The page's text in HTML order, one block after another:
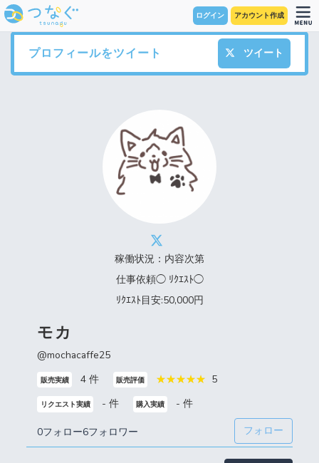
ログイン アカウント作成
プロフィールをツイート ツイート
稼働状況：内容次第
仕事依頼◯ ﾘｸｴｽﾄ◯
ﾘｸｴｽﾄ目安:50,000円
モカ
@mochacaffe25
販売実績 4 件 販売評価 5
リクエスト実績 - 件 購入実績 - 件
0フォロー6フォロワー フォロー